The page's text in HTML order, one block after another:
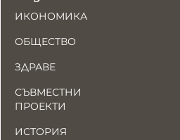
ИКОНОМИКА
ОБЩЕСТВО
ЗДРАВЕ
СЪВМЕСТНИ
ПРОЕКТИ
ИСТОРИЯ